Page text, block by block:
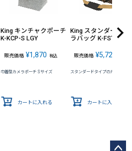
King キンチャクポーチ
K-KCP-S LGY
販売価格 ¥1,870 税込
巾着型カメラポーチ Sサイズ
カートに入れる
King スタンダードカ
ラバッグ K-FST-L
販売価格 ¥5,720
スタンダードタイプのカメラバッ
カートに入れる